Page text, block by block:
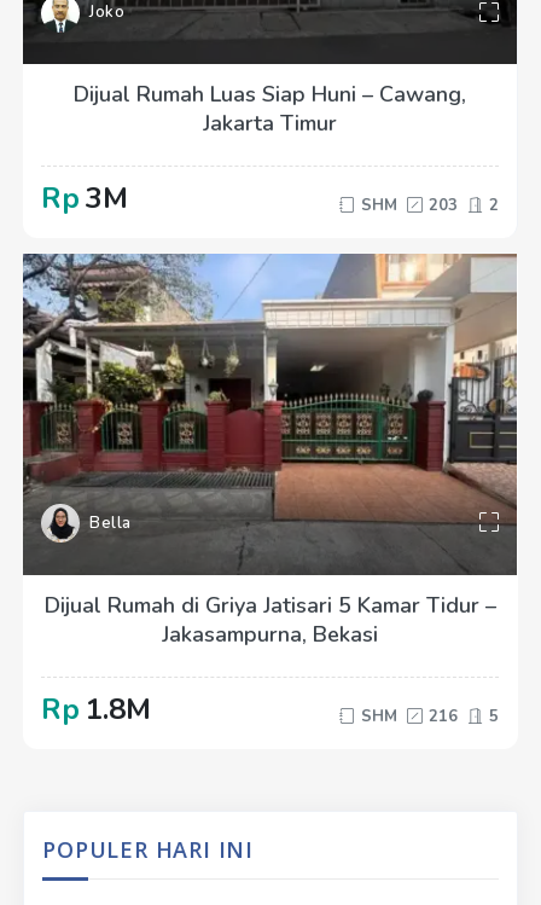
Joko
Dijual Rumah Luas Siap Huni – Cawang,
Jakarta Timur
Rp3M SHM 203 2
Bella
Dijual Rumah di Griya Jatisari 5 Kamar Tidur –
Jakasampurna, Bekasi
Rp 1.8M SHM 216 5
POPULER HARI INI